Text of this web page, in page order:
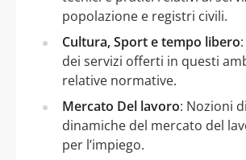
popolazione e registri civili.
Cultura, Sport e tempo libero
dei servizi offerti in questi
relative normative.
Mercato Del lavoro: Nozioni
dinamiche del mercato del
per l’impiego.